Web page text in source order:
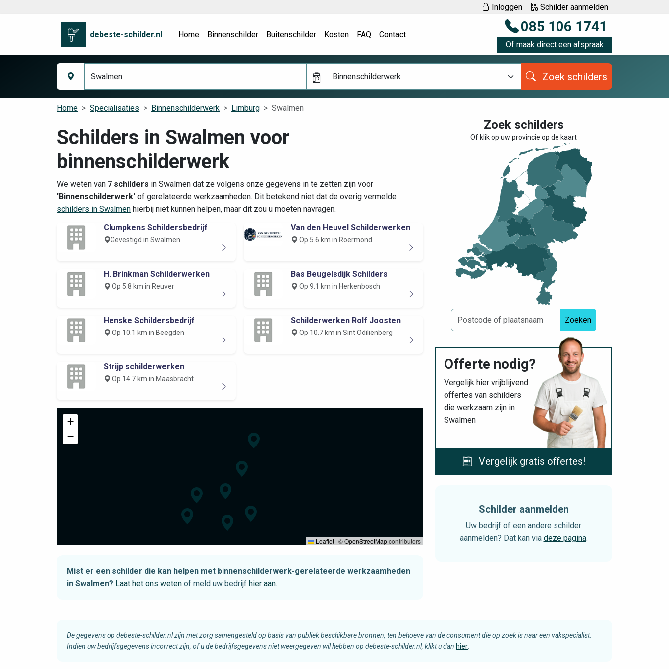
Inloggen Schilder aanmelden
debeste-schilder.nl Home Binnenschilder Buitenschilder Kosten FAQ Contact 085 106 1741
Of maak direct een afspraak
Binnenschilderwerk Zoek schilders
Home Specialisaties Binnenschilderwerk Limburg Swalmen
Schilders in Swalmen voor
binnenschilderwerk
We weten van 7 schilders in Swalmen dat ze volgens onze gegevens in te zetten zijn voor
'Binnenschilderwerk' of gerelateerde werkzaamheden. Dit betekend niet dat de overig vermelde
schilders in Swalmen hierbij niet kunnen helpen, maar dit zou u moeten navragen.
Clumpkens Schildersbedrijf
Gevestigd in Swalmen
Van den Heuvel Schilderwerken
Op 5.6 km in Roermond
H. Brinkman Schilderwerken
Op 5.8 km in Reuver
Bas Beugelsdijk Schilders
Op 9.1 km in Herkenbosch
Henske Schildersbedrijf
Op 10.1 km in Beegden
Schilderwerken Rolf Joosten
Op 10.7 km in Sint Odiliënberg
Strijp schilderwerken
Op 14.7 km in Maasbracht
+
−
Leaflet | ©OpenStreetMapcontributors
Mist er een schilder die kan helpen met binnenschilderwerk-gerelateerde werkzaamheden
in Swalmen? Laat het ons weten of meld uw bedrijf hier aan.
Zoek schilders
Of klik op uw provincie op de kaart
Zoeken
Offerte nodig?
Vergelijk hier vrijblijvend
offertes van schilders
die werkzaam zijn in
Swalmen
Vergelijk gratis offertes!
Schilder aanmelden
Uw bedrijf of een andere schilder
aanmelden? Dat kan via deze pagina.
De gegevens op debeste-schilder.nl zijn met zorg samengesteld op basis van publiek beschikbare bronnen, ten behoeve van de consument die op zoek is naar een vakspecialist.
Indien uw bedrijfsgegevens incorrect zijn, of u de bedrijfsgegevens niet weergegeven wil hebben op debeste-schilder.nl, klikt u dan hier